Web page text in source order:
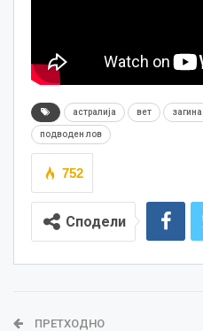
астралија вет загина
подводен лов
752
Сподели
ПРЕТХОДНО